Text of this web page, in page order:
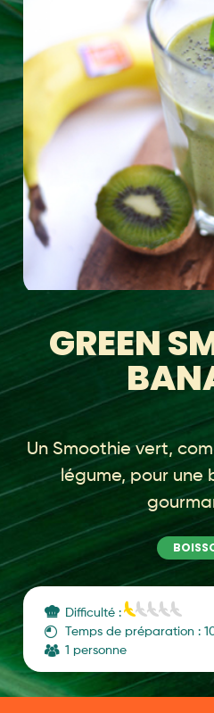
GREEN
Un Smoothie vert,
légume, pour une
Difficulté :
Temps de préparation :
1 personne